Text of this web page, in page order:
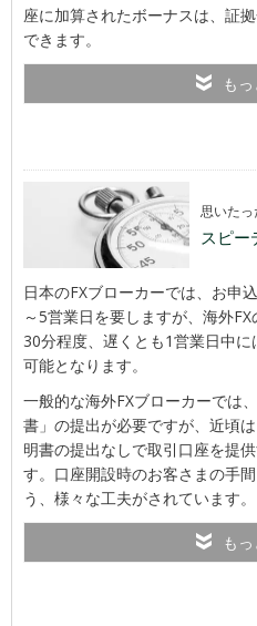
座に加算されたボーナスは、証
できます。
も
思いたっ
スピー
日本のFXブローカーでは、お申
～5営業日を要しますが、海外
30分程度、遅くとも1営業日中
可能となります。
一般的な海外FXブローカーでは
書」の提出が必要ですが、近頃
明書の提出なしで取引口座を提
す。口座開設時のお客さまの手
う、様々な工夫がされています。
も